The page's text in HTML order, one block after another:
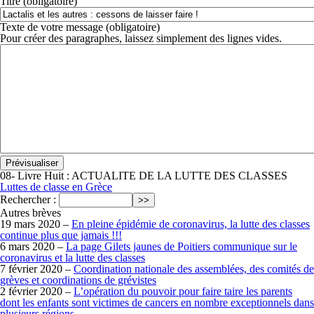
Texte de votre message (obligatoire)
Pour créer des paragraphes, laissez simplement des lignes vides.
08- Livre Huit : ACTUALITE DE LA LUTTE DES CLASSES
Luttes de classe en Grèce
Rechercher :
Autres brèves
19 mars 2020 – En pleine épidémie de coronavirus, la lutte des classes
continue plus que jamais !!!
6 mars 2020 – La page Gilets jaunes de Poitiers communique sur le
coronavirus et la lutte des classes
7 février 2020 – Coordination nationale des assemblées, des comités de
grèves et coordinations de grévistes
2 février 2020 – L’opération du pouvoir pour faire taire les parents
dont les enfants sont victimes de cancers en nombre exceptionnels dans